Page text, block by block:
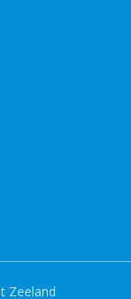
Zeeland